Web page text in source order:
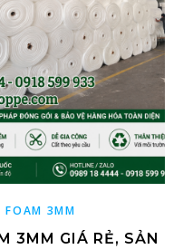
FOAM 3MM
3MM GIÁ RẺ, SẢN